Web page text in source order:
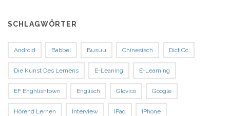
SCHLAGWÖRTER
Android Babbel Busuu Chinesisch Dict.cc
Die Kunst Des Lernens E-Leaning E-Learning
EF Enghlishtown Englisch Glovico Google
Hörend Lernen Interview IPad IPhone